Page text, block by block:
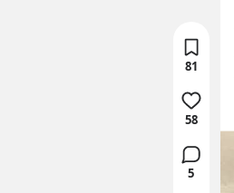
81
58
5